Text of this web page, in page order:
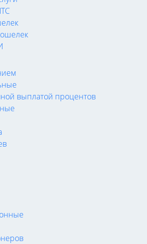
выплатой процентов